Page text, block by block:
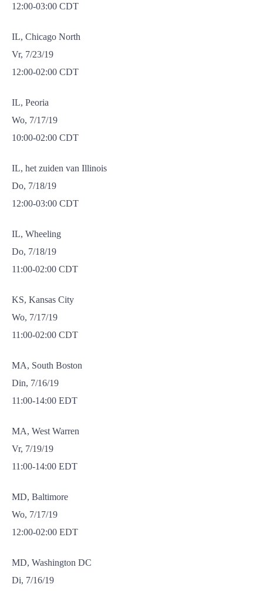
12:00-03:00 CDT
IL, Chicago North
Vr, 7/23/19
12:00-02:00 CDT
IL, Peoria
Wo, 7/17/19
10:00-02:00 CDT
IL, het zuiden van Illinois
Do, 7/18/19
12:00-03:00 CDT
IL, Wheeling
Do, 7/18/19
11:00-02:00 CDT
KS, Kansas City
Wo, 7/17/19
11:00-02:00 CDT
MA, South Boston
Din, 7/16/19
11:00-14:00 EDT
MA, West Warren
Vr, 7/19/19
11:00-14:00 EDT
MD, Baltimore
Wo, 7/17/19
12:00-02:00 EDT
MD, Washington DC
Di, 7/16/19